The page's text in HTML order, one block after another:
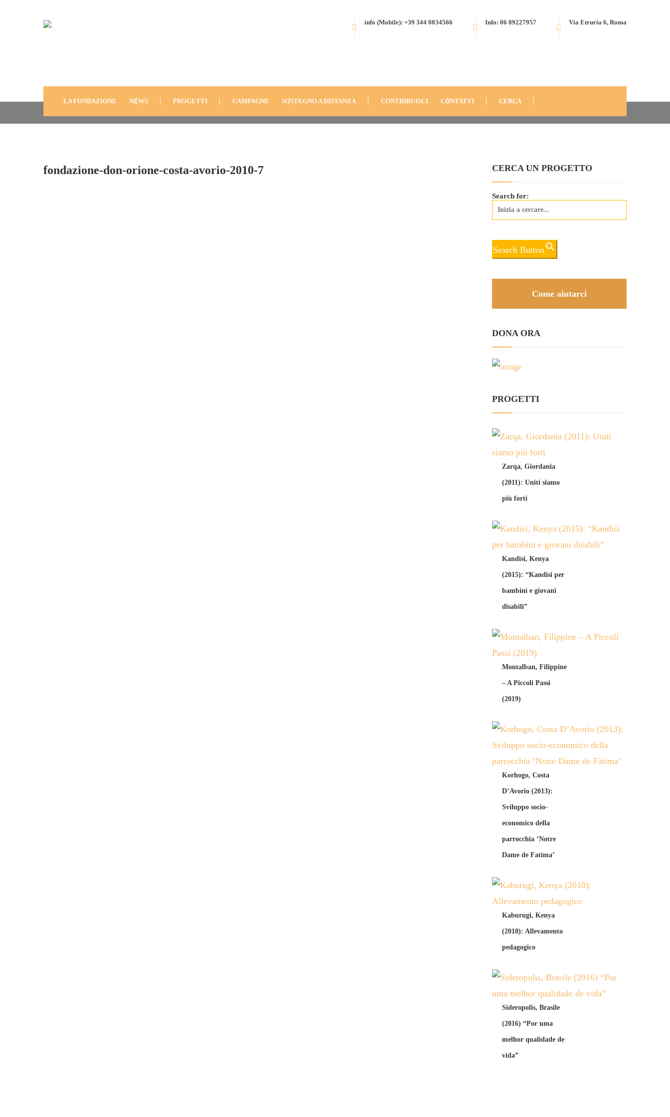
Via Etruria 6, Roma
Info: 06 89227957
info (Mobile): +39 344 0834566
LA FONDAZIONE NEWS PROGETTI CAMPAGNE SOSTEGNO A DISTANZA CONTRIBUISCI CONTATTI CERCA
FONDAZIONE-DON-ORIONE-COSTA-AVORIO-2010-7
fondazione-don-orione-costa-avorio-2010-7 CERCA UN PROGETTO
Search for:
Search Button
Come aiutarci
DONA ORA
PROGETTI
Zarqa, Giordania
(2011): Uniti siamo
più forti
Kandisi, Kenya
(2015): “Kandisi per
bambini e giovani
disabili”
Montalban, Filippine
– A Piccoli Passi
(2019)
Korhogo, Costa
D’Avorio (2013):
Sviluppo socio-
economico della
parrocchia ‘Notre
Dame de Fatima’
Kaburugi, Kenya
(2010): Allevamento
pedagogico
Sideropolis, Brasile
(2016) “Por uma
melhor qualidade de
vida”